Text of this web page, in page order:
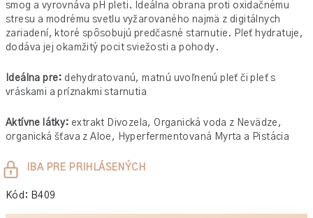
smog a vyrovnáva pH pleti. Ideálna obrana proti oxidačnému
stresu a modrému svetlu vyžarovaného najmä z digitálnych
zariadení, ktoré spôsobujú predčasné starnutie. Pleť hydratuje,
dodáva jej okamžitý pocit sviežosti a pohody.
Ideálna pre: dehydratovanú, matnú uvoľnenú pleť či pleť s
vráskami a príznakmi starnutia
Aktívne látky: extrakt Divozela, Organická voda z Nevädze,
organická šťava z Aloe, Hyperfermentovaná Myrta a Pistácia
Jednotková
cena:
IBA PRE PRIHLÁSENÝCH
Kód: B409